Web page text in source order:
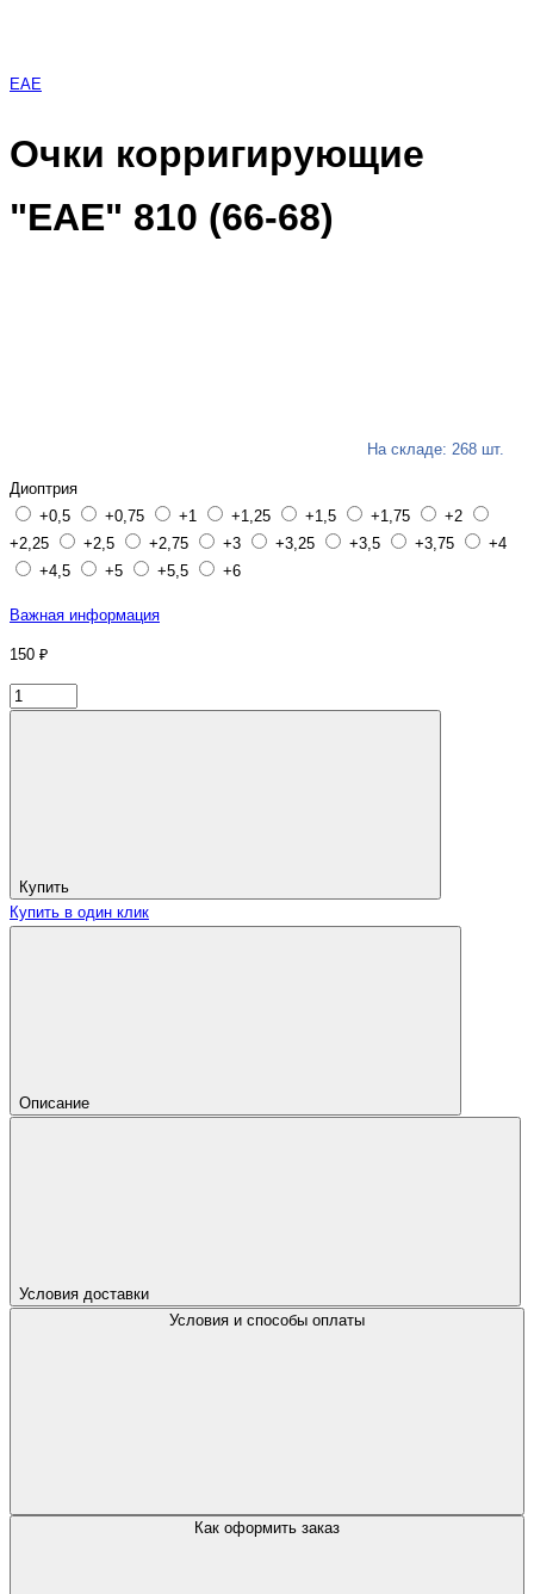
EAE
Очки корригирующие
"ЕАЕ" 810 (66-68)
На складе: 268 шт.
Диоптрия
+0,5
+0,75 +1 +1,25 +1,5 +1,75
+2
+2,25
+2,5 +2,75 +3 +3,25 +3,5 +3,75
+4
+4,5
+5 +5,5 +6
Важная информация
150 ₽
Купить
Купить в один клик
Описание
Условия доставки
Условия и способы оплаты
Как оформить заказ